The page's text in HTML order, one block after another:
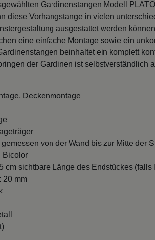
Gardinenstangen Modell
diese Vorhangstange in vielen
ausgestattet werden
eine einfache Montage sowie ein
beinhaltet ein komplett
der Gardinen ist selbstverständlich
Deckenmontage
von der Wand bis zur Mitte der
Bicolor
cm sichtbare Länge des Endstückes
20 mm